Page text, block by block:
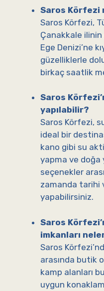
Saros Körfezi
Saros Körfezi,
Çanakkale
Ege Denizi’ne
güzelliklerle
birkaç saatlik
Saros
yapılabilir?
Saros Körfezi,
ideal bir
kano gibi su
yapma ve doğa
seçenekler
zamanda tarihi
yapabilirsiniz.
Saros
imkanları
Saros
arasında butik
kamp alanları
uygun